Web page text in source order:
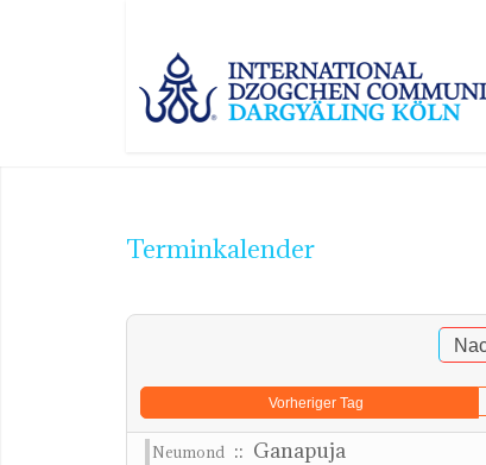
Terminkalender
Vorheriger Tag
Neumond :: Ganapuja